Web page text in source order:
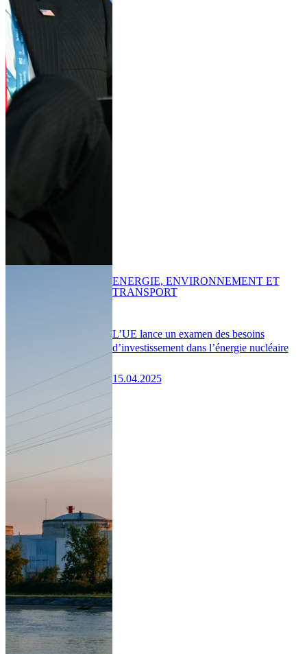
L’UE lance un examen des besoins
d’investissement dans l’énergie nucléaire
15.04.2025
ENERGIE, ENVIRONNEMENT ET
TRANSPORT